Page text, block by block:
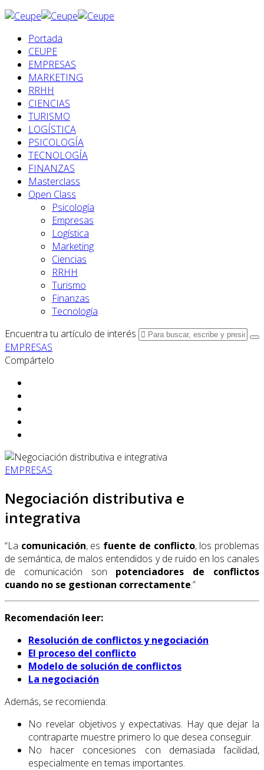
Portada
CEUPE
EMPRESAS
MARKETING
RRHH
CIENCIAS
TURISMO
LOGÍSTICA
PSICOLOGÍA
TECNOLOGÍA
FINANZAS
Masterclass
Open Class
Psicología
Empresas
Logística
Marketing
Ciencias
RRHH
Turismo
Finanzas
Tecnología
Encuentra tu artículo de interés
EMPRESAS
Compártelo
EMPRESAS
Negociación distributiva e
integrativa
“La comunicación, es fuente de conflicto, los problemas
de semántica, de malos entendidos y de ruido en los canales
de comunicación son potenciadores de conflictos
cuando no se gestionan correctamente.”
Recomendación leer:
Resolución de conflictos y negociación
El proceso del conflicto
Modelo de solución de conflictos
La negociación
Además, se recomienda:
No revelar objetivos y expectativas. Hay que dejar la
contraparte muestre primero lo que desea conseguir.
No hacer concesiones con demasiada facilidad,
especialmente en temas importantes.